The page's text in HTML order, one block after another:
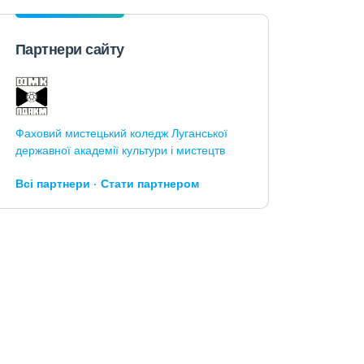
Партнери сайту
Фаховий мистецький коледж Луганської
державної академії культури і мистецтв
Всі партнери Стати партнером